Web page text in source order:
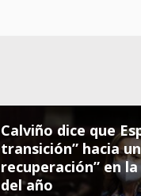
Calviño dice que
transición” hacia
recuperación” en
del año